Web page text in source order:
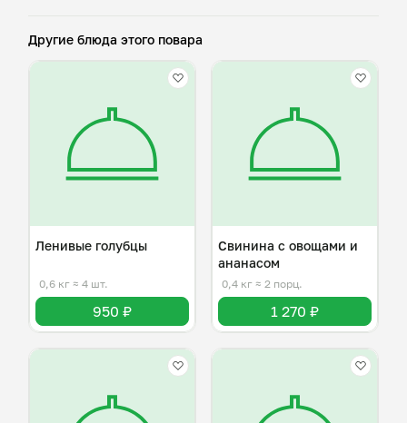
Другие блюда этого повара
Ленивые голубцы
0,6 кг ≈ 4 шт.
950 ₽
Свинина с овощами и
ананасом
0,4 кг ≈ 2 порц.
1 270 ₽